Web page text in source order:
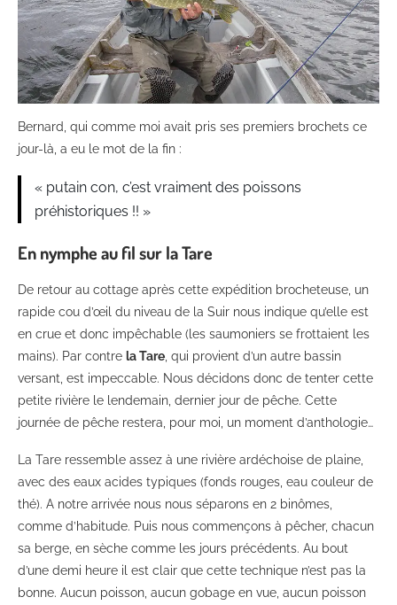
Bernard, qui comme moi avait pris ses premiers brochets ce
jour-là, a eu le mot de la fin :
« putain con, c’est vraiment des poissons
préhistoriques !! »
En nymphe au fil sur la Tare
De retour au cottage après cette expédition brocheteuse, un
rapide cou d’œil du niveau de la Suir nous indique qu’elle est
en crue et donc impêchable (les saumoniers se frottaient les
mains). Par contre la Tare , qui provient d’un autre bassin
versant, est impeccable. Nous décidons donc de tenter cette
petite rivière le lendemain, dernier jour de pêche. Cette
journée de pêche restera, pour moi, un moment d’anthologie…
La Tare ressemble assez à une rivière ardéchoise de plaine,
avec des eaux acides typiques (fonds rouges, eau couleur de
thé). A notre arrivée nous nous séparons en 2 binômes,
comme d’habitude. Puis nous commençons à pêcher, chacun
sa berge, en sèche comme les jours précédents. Au bout
d’une demi heure il est clair que cette technique n’est pas la
bonne. Aucun poisson, aucun gobage en vue, aucun poisson